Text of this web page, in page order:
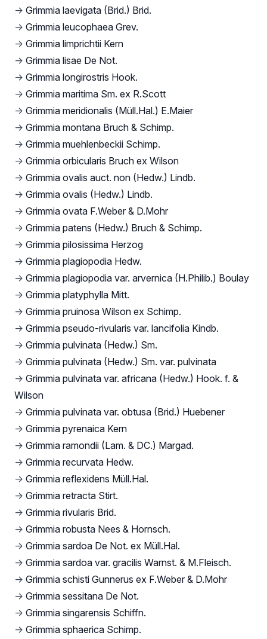
→ Grimmia laevigata (Brid.) Brid.
→ Grimmia leucophaea Grev.
→ Grimmia limprichtii Kern
→ Grimmia lisae De Not.
→ Grimmia longirostris Hook.
→ Grimmia maritima Sm. ex R.Scott
→ Grimmia meridionalis (Müll.Hal.) E.Maier
→ Grimmia montana Bruch & Schimp.
→ Grimmia muehlenbeckii Schimp.
→ Grimmia orbicularis Bruch ex Wilson
→ Grimmia ovalis auct. non (Hedw.) Lindb.
→ Grimmia ovalis (Hedw.) Lindb.
→ Grimmia ovata F.Weber & D.Mohr
→ Grimmia patens (Hedw.) Bruch & Schimp.
→ Grimmia pilosissima Herzog
→ Grimmia plagiopodia Hedw.
→ Grimmia plagiopodia var. arvernica (H.Philib.) Boulay
→ Grimmia platyphylla Mitt.
→ Grimmia pruinosa Wilson ex Schimp.
→ Grimmia pseudo-rivularis var. lancifolia Kindb.
→ Grimmia pulvinata (Hedw.) Sm.
→ Grimmia pulvinata (Hedw.) Sm. var. pulvinata
→ Grimmia pulvinata var. africana (Hedw.) Hook. f. &
Wilson
→ Grimmia pulvinata var. obtusa (Brid.) Huebener
→ Grimmia pyrenaica Kern
→ Grimmia ramondii (Lam. & DC.) Margad.
→ Grimmia recurvata Hedw.
→ Grimmia reflexidens Müll.Hal.
→ Grimmia retracta Stirt.
→ Grimmia rivularis Brid.
→ Grimmia robusta Nees & Hornsch.
→ Grimmia sardoa De Not. ex Müll.Hal.
→ Grimmia sardoa var. gracilis Warnst. & M.Fleisch.
→ Grimmia schisti Gunnerus ex F.Weber & D.Mohr
→ Grimmia sessitana De Not.
→ Grimmia singarensis Schiffn.
→ Grimmia sphaerica Schimp.